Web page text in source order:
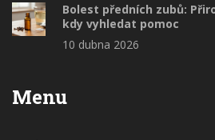
Bolest předních zubů:
kdy vyhledat pomoc
10 dubna 2026
Menu